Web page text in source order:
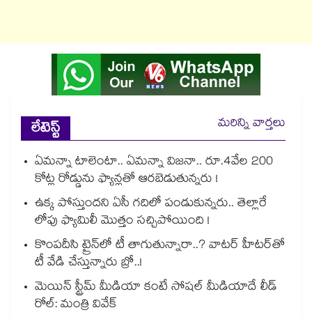
లేటెస్ట్
మరిన్ని వార్తలు
ఏమన్నా టాలెంటా.. ఏమన్నా విజనా.. రూ.4వేల 200
కోట్ల రోడ్డును ఫ్యాన్లతో ఆరబెడుతున్నరు !
ఉక్క పోస్తుందని ఏసీ గదిలో పండుకున్నరు.. తెల్లారే
లోపు ఫ్యామిలీ మొత్తం సచ్చిపోయింది !
కొంపదీసి ట్రైన్⁬లో టీ తాగుతున్నారా..? వాటర్ హీటర్⁭⁭తో
టీ వేడి చేస్తున్నారు బ్రో..!
మెయిన్ స్ట్రీమ్ మీడియా కంటే సోషల్ మీడియాదే లీడ్
రోల్: మంత్రి వివేక్